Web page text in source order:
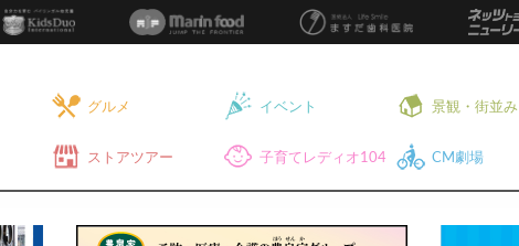
グルメ イベント 景観・街並み
ストアツアー 子育てレディオ104 CM劇場